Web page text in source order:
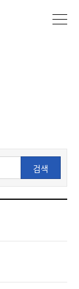
검색